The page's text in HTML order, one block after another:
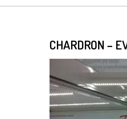
CHARDRON –